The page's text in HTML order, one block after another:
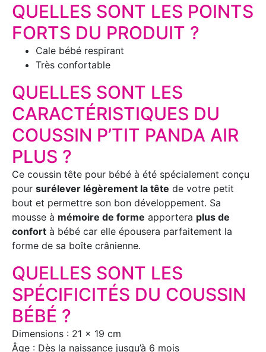
QUELLES SONT LES POINTS
FORTS DU PRODUIT ?
Cale bébé respirant
Très confortable
QUELLES SONT LES
CARACTÉRISTIQUES DU
COUSSIN P’TIT PANDA AIR
PLUS ?
Ce coussin tête pour bébé à été spécialement conçu
pour surélever légèrement la tête de votre petit
bout et permettre son bon développement. Sa
mousse à mémoire de forme apportera plus de
confort à bébé car elle épousera parfaitement la
forme de sa boîte crânienne.
QUELLES SONT LES
SPÉCIFICITÉS DU COUSSIN
BÉBÉ ?
Dimensions : 21 x 19 cm
Âge : Dès la naissance jusqu’à 6 mois